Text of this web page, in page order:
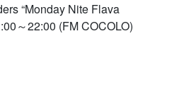
“Monday Nite Flava
～22:00 (FM COCOLO)